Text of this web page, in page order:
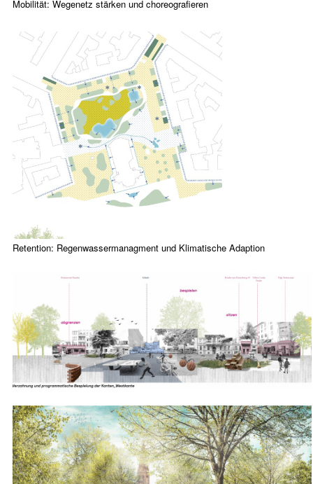
Mobilität: Wegenetz stärken und choreografieren
Retention: Regenwassermanagment und Klimatische Adaption